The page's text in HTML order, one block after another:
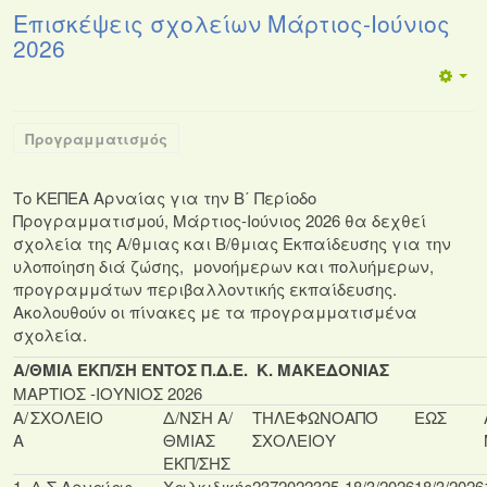
Επισκέψεις σχολείων Μάρτιος-Ιούνιος
2026
Προγραμματισμός
Το ΚΕΠΕΑ Αρναίας για την Β΄ Περίοδο
Προγραμματισμού, Μάρτιος-Ιούνιος 2026 θα δεχθεί
σχολεία της Α/θμιας και Β/θμιας Εκπαίδευσης για την
υλοποίηση διά ζώσης, μονοήμερων και πολυήμερων,
προγραμμάτων περιβαλλοντικής εκπαίδευσης.
Ακολουθούν οι πίνακες με τα προγραμματισμένα
σχολεία.
Α/ΘΜΙΑ ΕΚΠ/ΣΗ ΕΝΤΟΣ Π.Δ.Ε. Κ. ΜΑΚΕΔΟΝΙΑΣ
ΜΑΡΤΙΟΣ -ΙΟΥΝΙΟΣ 2026
Α/
Α
ΣΧΟΛΕΙΟ
Δ/ΝΣΗ Α/
ΘΜΙΑΣ
ΕΚΠ/ΣΗΣ
ΤΗΛΕΦΩΝΟ
ΣΧΟΛΕΙΟΥ
ΑΠΌ ΕΩΣ